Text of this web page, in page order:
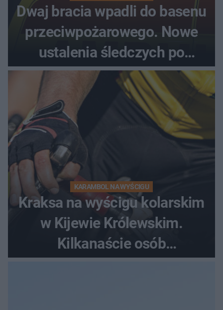
Dwaj bracia wpadli do basenu
przeciwpożarowego. Nowe
ustalenia śledczych po
dramatycznej akcji
KARAMBOL NA WYŚCIGU
Kraksa na wyścigu kolarskim
w Kijewie Królewskim.
Kilkanaście osób
poszkodowanych, lądował